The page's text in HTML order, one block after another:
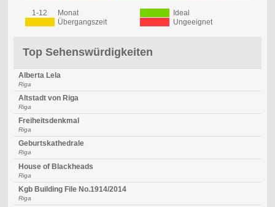
1-12 Monat
Ideal
Übergangszeit
Ungeeignet
Top Sehenswürdigkeiten
Alberta Lela
Riga
Altstadt von Riga
Riga
Freiheitsdenkmal
Riga
Geburtskathedrale
Riga
House of Blackheads
Riga
Kgb Building File No.1914/2014
Riga